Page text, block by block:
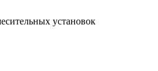
установок